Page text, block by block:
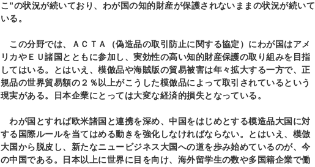
こ”の状況が続いており、わが国の知的財産が保護されないままの状況が続いて
いる。
この分野では、ＡＣＴＡ（偽造品の取引防止に関する協定）にわが国はアメ
リカやＥＵ諸国とともに参加し、実効性の高い知的財産保護の取り組みを目指
してはいる。とはいえ、模倣品や海賊版の貿易被害は年々拡大する一方で、正
規品の世界貿易額の２％以上がこうした模倣品によって取引されているという
現実がある。日本企業にとっては大変な経済的損失となっている。
わが国とすれば欧米諸国と連携を深め、中国をはじめとする模造品大国に対
する国際ルールを当てはめる動きを強化しなければならない。とはいえ、模倣
大国から脱皮し、新たなニュービジネス大国への道を歩み始めているのが、今
の中国である。日本以上に世界に目を向け、海外留学生の数や多国籍企業で働